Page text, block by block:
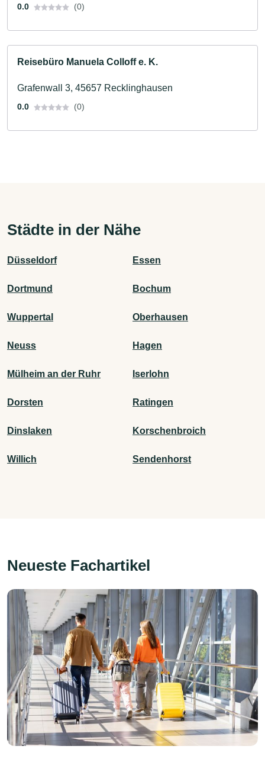
0.0 (0)
Reisebüro Manuela Colloff e. K.
Grafenwall 3, 45657 Recklinghausen
0.0 (0)
Städte in der Nähe
Düsseldorf Essen
Dortmund Bochum
Wuppertal Oberhausen
Neuss Hagen
Mülheim an der Ruhr Iserlohn
Dorsten Ratingen
Dinslaken Korschenbroich
Willich Sendenhorst
Neueste Fachartikel